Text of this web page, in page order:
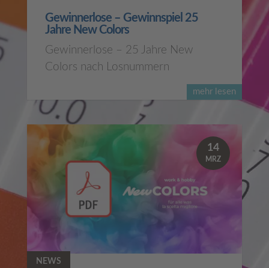
mehr lesen
Gewinnerlose – Gewinnspiel 25
Jahre New Colors
Gewinnerlose – 25 Jahre New
Colors nach Losnummern
NEWS
14
MRZ